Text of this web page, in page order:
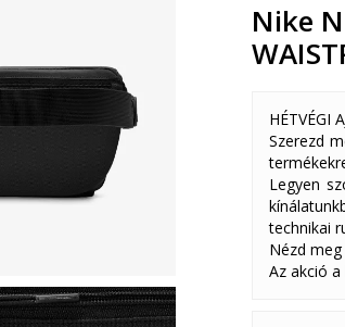
Nike
HÉTVÉGI
Szerezd
Legyen
technikai
Nézd
Az akció